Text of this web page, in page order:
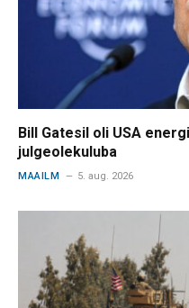
Bill Gatesil oli USA
julgeolekuluba
MAAILM 5. aug. 2026